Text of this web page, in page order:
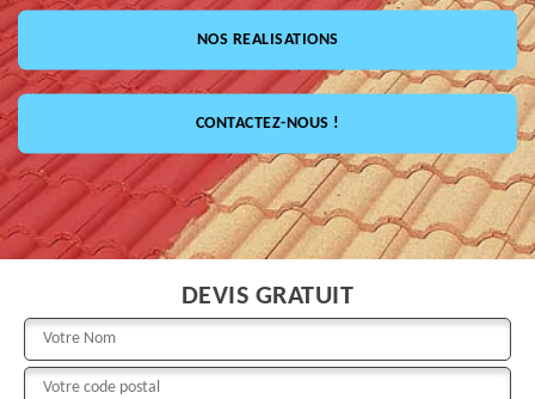
NOS REALISATIONS
CONTACTEZ-NOUS !
DEVIS GRATUIT